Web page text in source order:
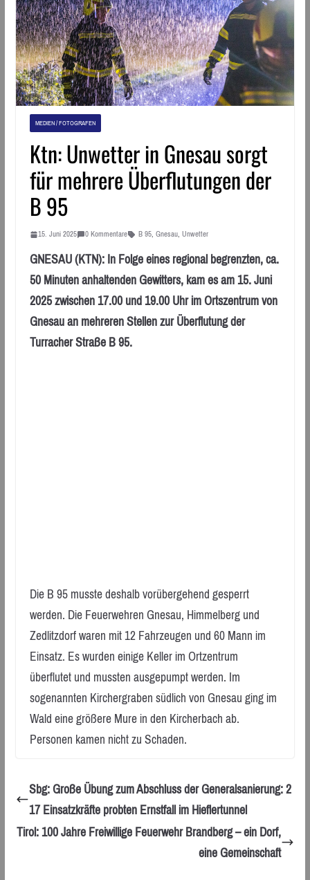
MEDIEN / FOTOGRAFEN
Ktn: Unwetter in Gnesau sorgt
für mehrere Überflutungen der
B 95
15. Juni 2025 0 Kommentare B 95, Gnesau, Unwetter
GNESAU (KTN): In Folge eines regional begrenzten, ca.
50 Minuten anhaltenden Gewitters, kam es am 15. Juni
2025 zwischen 17.00 und 19.00 Uhr im Ortszentrum von
Gnesau an mehreren Stellen zur Überflutung der
Turracher Straße B 95.
Die B 95 musste deshalb vorübergehend gesperrt
werden. Die Feuerwehren Gnesau, Himmelberg und
Zedlitzdorf waren mit 12 Fahrzeugen und 60 Mann im
Einsatz. Es wurden einige Keller im Ortzentrum
überflutet und mussten ausgepumpt werden. Im
sogenannten Kirchergraben südlich von Gnesau ging im
Wald eine größere Mure in den Kircherbach ab.
Personen kamen nicht zu Schaden.
Sbg: Große Übung zum Abschluss der Generalsanierung: 2
17 Einsatzkräfte probten Ernstfall im Hieflertunnel
Tirol: 100 Jahre Freiwillige Feuerwehr Brandberg – ein Dorf,
eine Gemeinschaft